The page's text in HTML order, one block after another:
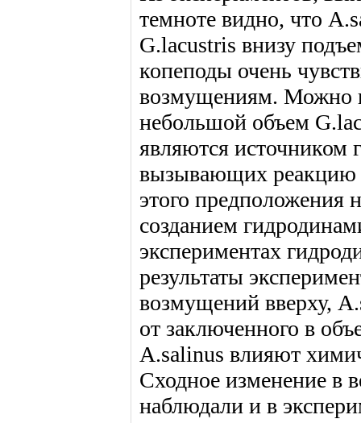
темноте видно, что
G.lacustris внизу
копеподы очень
возмущениям. Можно
небольшой объем
являются источником
вызывающих реакцию
этого предположения
созданием
экспериментах
результаты
возмущений вверху,
от заключенного в
A.salinus влияют
Сходное изменение в
наблюдали и в